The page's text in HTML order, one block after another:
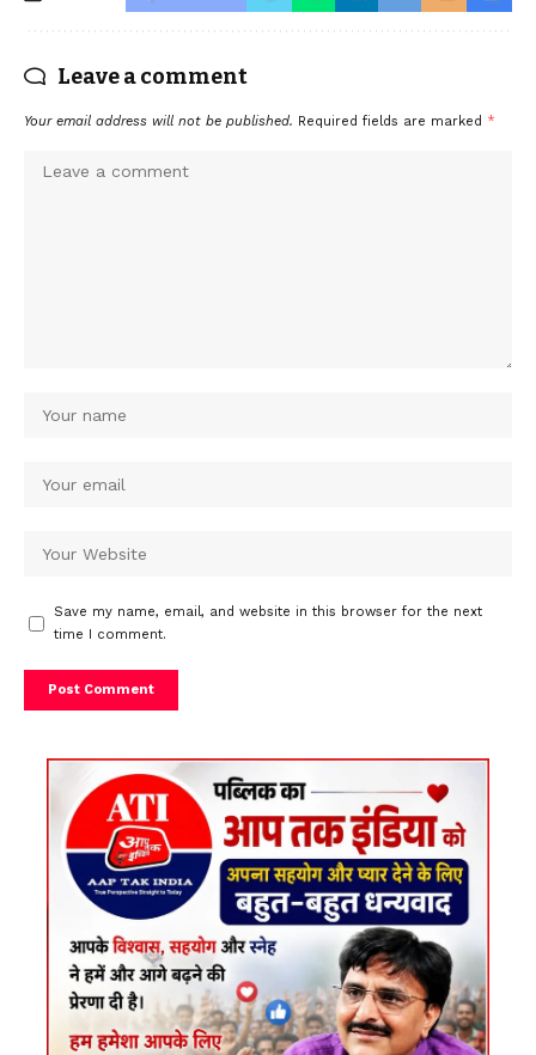
Leave a comment
Your email address will not be published. Required fields are marked *
Save my name, email, and website in this browser for the next
time I comment.